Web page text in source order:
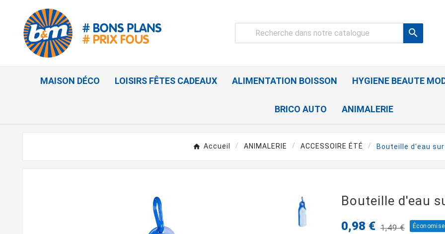

MAISON DÉCO LOISIRS FÊTES CADEAUX ALIMENTATION BOISSON HYGIENE BEAUTE
BRICO AUTO ANIMALERIE
Accueil ANIMALERIE ACCESSOIRE ÉTÉ Bouteille d'eau
Bouteille d'eau
0,98 € 1,49 €